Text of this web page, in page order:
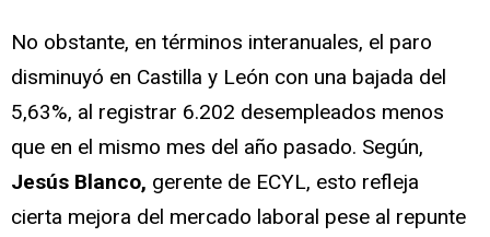
No obstante, en términos interanuales, el paro
disminuyó en Castilla y León con una bajada del
5,63%, al registrar 6.202 desempleados menos
que en el mismo mes del año pasado. Según,
Jesús Blanco, gerente de ECYL, esto refleja
cierta mejora del mercado laboral pese al repunte